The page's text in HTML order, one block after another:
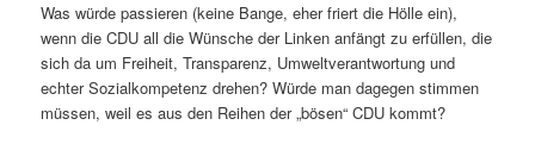
Was würde passieren (keine Bange, eher friert die Hölle ein),
wenn die CDU all die Wünsche der Linken anfängt zu erfüllen, die
sich da um Freiheit, Transparenz, Umweltverantwortung und
echter Sozialkompetenz drehen? Würde man dagegen stimmen
müssen, weil es aus den Reihen der „bösen“ CDU kommt?